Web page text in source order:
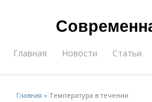
Главная Новости Статьи
Главная »Температура в течении